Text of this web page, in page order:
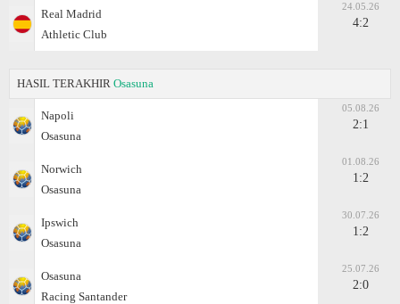
Real Madrid
Athletic Club
24.05.26
4:2
HASIL TERAKHIR Osasuna
Napoli
Osasuna
05.08.26
2:1
Norwich
Osasuna
01.08.26
1:2
Ipswich
Osasuna
30.07.26
1:2
Osasuna
Racing Santander
25.07.26
2:0